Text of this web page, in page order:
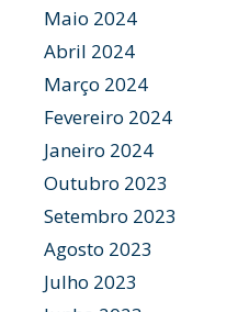
Maio 2024
Abril 2024
Março 2024
Fevereiro 2024
Janeiro 2024
Outubro 2023
Setembro 2023
Agosto 2023
Julho 2023